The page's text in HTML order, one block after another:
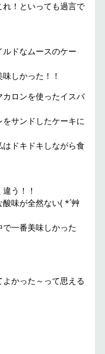
！といっても過言で
ドなムースのケー
しかった！！
ロンを使ったイスバ
サンドしたケーキに
ドキドキしながら食
う！！
味が全然ない( *´艸
一番美味しかった
かった～って思える